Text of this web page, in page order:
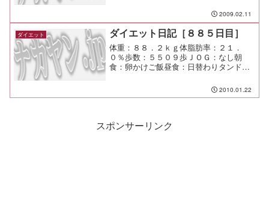
2009.02.11
ダイエット ダイエット日記［８８５日目］
体重：８８．２ｋｇ体脂肪率：２１．
０％歩数：５５０９歩ＪＯＧ：なし朝
食：卵かけご飯昼食：日替わりタンドリ
たかはぎ→水仙間食：メモ：相手の仕事
のスタイルを変えるのは難しいけど、理
2010.01.22
スポンサーリンク